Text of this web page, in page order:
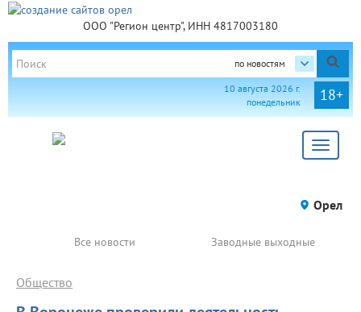
ООО "Регион центр", ИНН 4817003180
по новостям
18+
10 августа 2026 г.
понедельник
Toggle
Орел
Все новости Заводные выходные
Общество